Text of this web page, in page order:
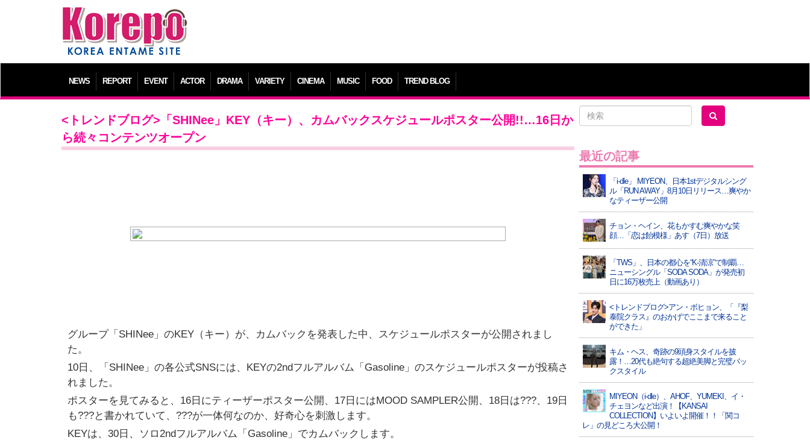
NEWS REPORT EVENT ACTOR DRAMA VARIETY CINEMA MUSIC FOOD TREND BLOG
<トレンドブログ>「SHINee」KEY（キー）、カムバックスケジュールポスター公開!!…16日か
ら続々コンテンツオープン
グループ「SHINee」のKEY（キー）が、カムバックを発表した中、スケジュールポスターが公開されまし
た。
10日、「SHINee」の各公式SNSには、KEYの2ndフルアルバム「Gasoline」のスケジュールポスターが投稿さ
れました。
ポスターを見てみると、16日にティーザーポスター公開、17日にはMOOD SAMPLER公開、18日は???、19日
も???と書かれていて、???が一体何なのか、好奇心を刺激します。
KEYは、30日、ソロ2ndフルアルバム「Gasoline」でカムバックします。
最近の記事
「i-dle」 MIYEON、日本1stデジタルシング
ル「RUN AWAY」8月10日リリース…爽やか
なティーザー公開
チョン・ヘイン、花もかすむ爽やかな笑
顔…「恋は飴模様」あす（7日）放送
「TWS」、日本の都心を“K-清涼”で制覇…
ニューシングル「SODA SODA」が発売初
日に16万枚売上（動画あり）
<トレンドブログ>アン・ボヒョン、「『梨
泰院クラス』のおかげでここまで来ること
ができた」
キム・ヘス、奇跡の9頭身スタイルを披
露！…20代も絶句する超絶美脚と完璧バッ
クスタイル
MIYEON（i-dle）、​AHOF​、YUMEKI、イ・
チェヨンなど出演！【KANSAI
COLLECTION】いよいよ開催！！「関コ
レ」の見どころ大公開！